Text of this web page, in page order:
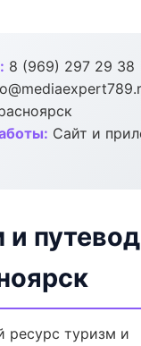
8 (969) 297 29 38
Сайт и
и
ресурс туризм и